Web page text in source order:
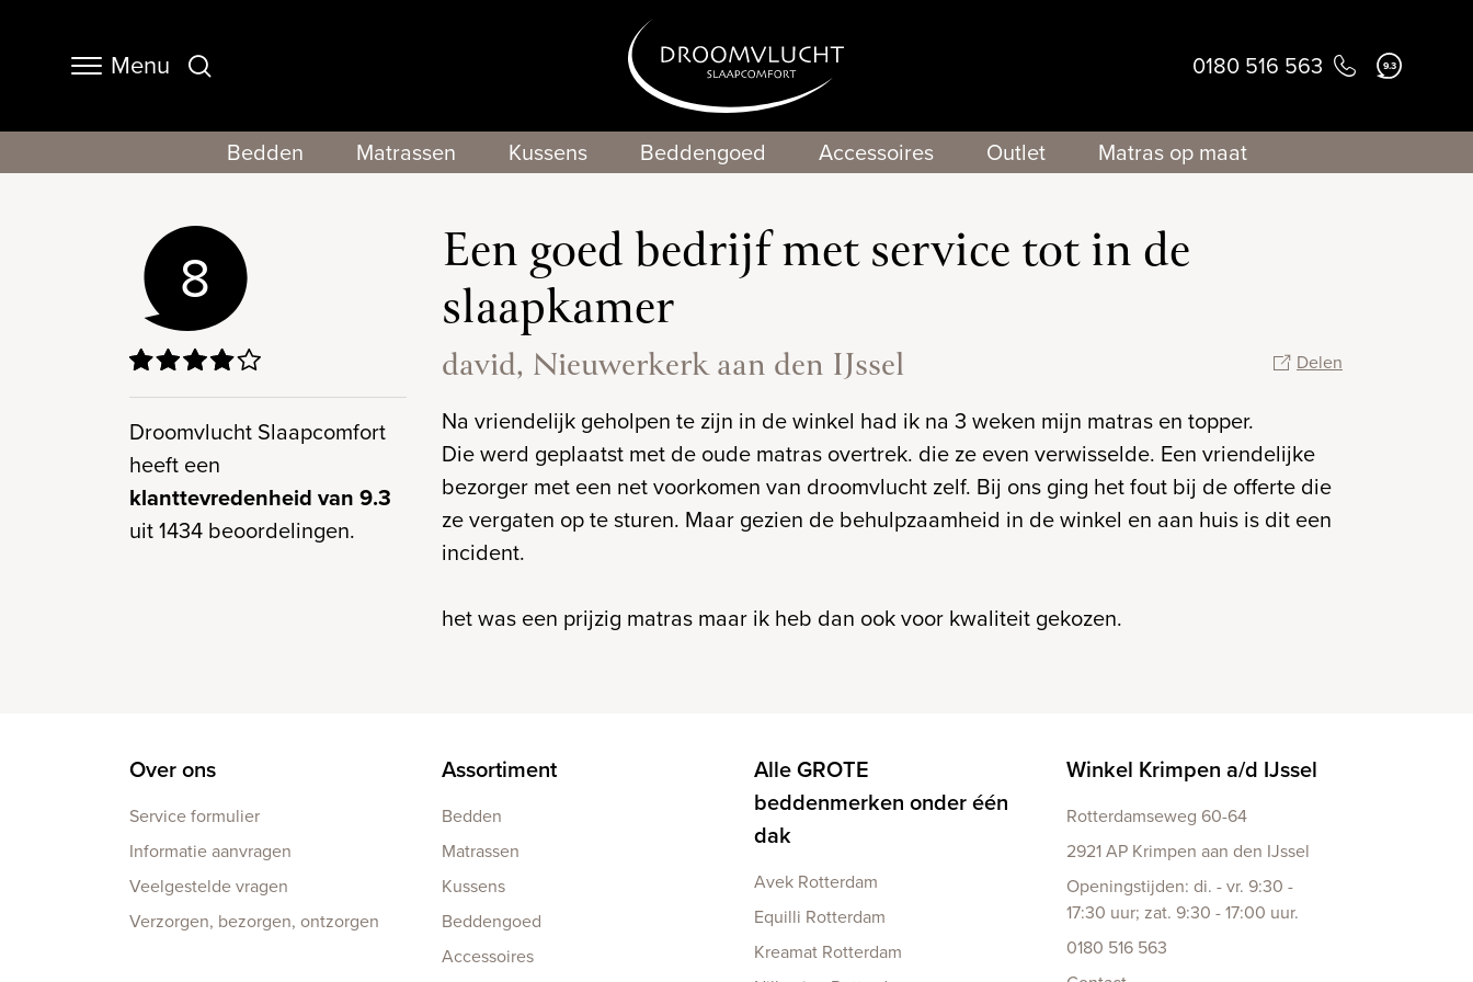
Navigation
Menu 0180 516 563 9.3
Bedden Matrassen Kussens Beddengoed Accessoires Outlet Matras op maat
Een goed bedrijf met service tot in de
slaapkamer
david, Nieuwerkerk aan den IJssel Delen
Na vriendelijk geholpen te zijn in de winkel had ik na 3 weken mijn matras en topper.
Die werd geplaatst met de oude matras overtrek. die ze even verwisselde. Een vriendelijke
bezorger met een net voorkomen van droomvlucht zelf. Bij ons ging het fout bij de offerte die
ze vergaten op te sturen. Maar gezien de behulpzaamheid in de winkel en aan huis is dit een
incident.
het was een prijzig matras maar ik heb dan ook voor kwaliteit gekozen.
8
Droomvlucht Slaapcomfort
heeft een
klanttevredenheid van 9.3
uit 1434 beoordelingen.
Over ons
Service formulier
Informatie aanvragen
Veelgestelde vragen
Verzorgen, bezorgen, ontzorgen
Assortiment
Bedden
Matrassen
Kussens
Beddengoed
Accessoires
Alle GROTE
beddenmerken onder één
dak
Avek Rotterdam
Equilli Rotterdam
Kreamat Rotterdam
Winkel Krimpen a/d IJssel
Rotterdamseweg 60-64
2921 AP Krimpen aan den IJssel
Openingstijden: di. - vr. 9:30 -
17:30 uur; zat. 9:30 - 17:00 uur.
0180 516 563